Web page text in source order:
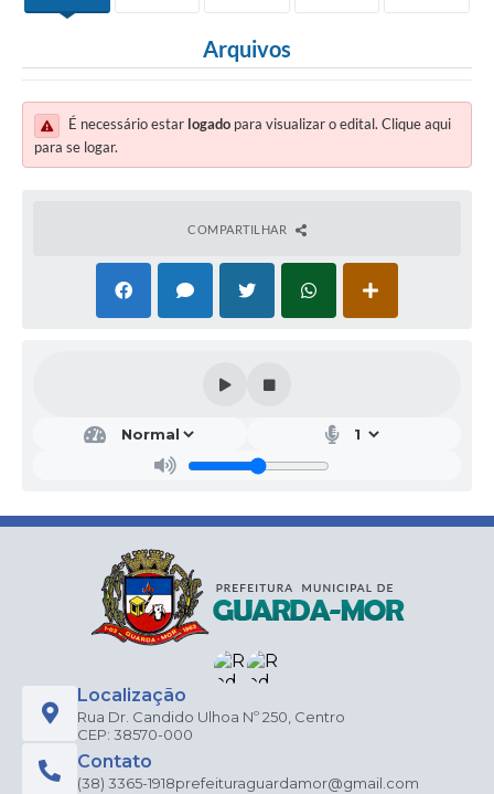
Arquivos
É necessário estar logado para visualizar o edital. Clique aqui
para se logar.
COMPARTILHAR
Localização
Rua Dr. Candido Ulhoa Nº 250, Centro
CEP: 38570-000
Contato
(38) 3365-1918prefeituraguardamor@gmail.com